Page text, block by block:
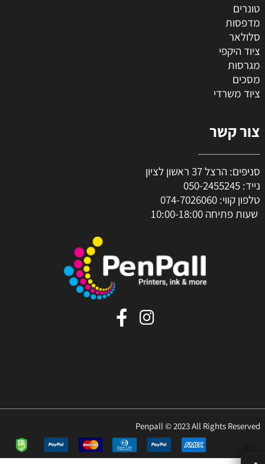
טונרים
מדפסות
סלולאר
ציוד היקפי
מגרסות
מסכים
ציוד משרדי
צור קשר
סניפים: הרצל 37 ראשון לציון
נייד: 050-2455245
טלפון קווי: 074-7026060
שעות פתיחה 10:00-18:00
Penpall © 2023 All Rights Reserved